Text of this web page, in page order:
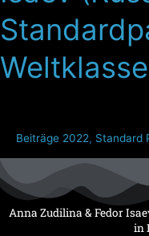
Weltklasse
Beiträge 2022, Standard
Anna Zudilina & Fedor
in
(Russland)
–
Standardpaar
der